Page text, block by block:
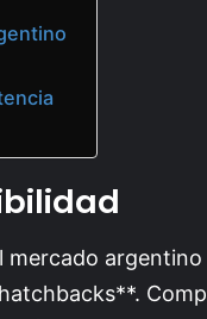
mercado